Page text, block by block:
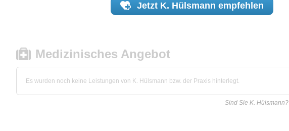
Jetzt K. Hülsmann empfehlen
Medizinisches Angebot
Es wurden noch keine Leistungen von K. Hülsmann bzw. der Praxis hinterlegt.
Sind Sie K. Hülsmann?